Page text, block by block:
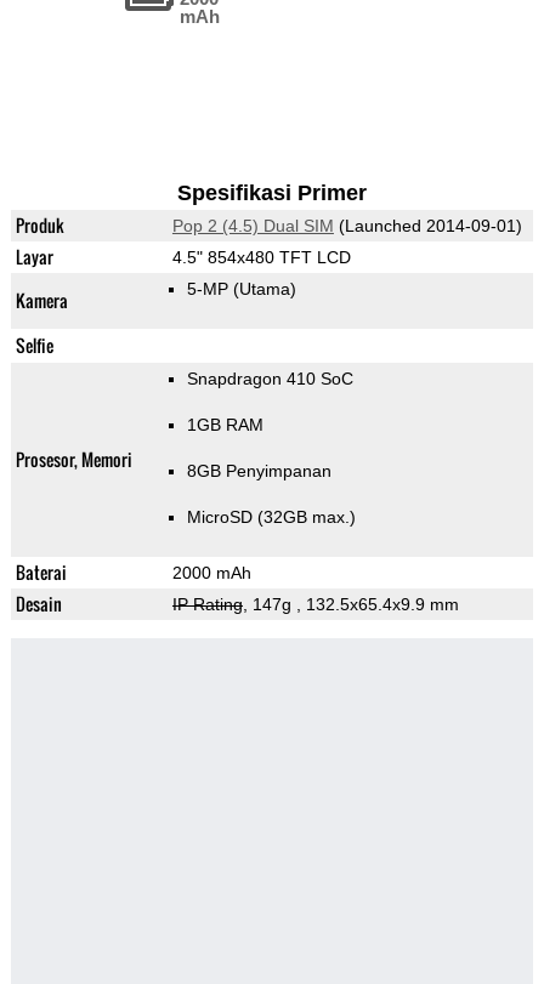
mAh
Spesifikasi Primer
Produk Pop 2 (4.5) Dual SIM (Launched 2014-09-01)
Layar 4.5" 854x480 TFT LCD
Kamera 5-MP (Utama)
Selfie
Prosesor, Memori
Snapdragon 410 SoC
1GB RAM
8GB Penyimpanan
MicroSD (32GB max.)
Baterai 2000 mAh
Desain IP Rating, 147g , 132.5x65.4x9.9 mm